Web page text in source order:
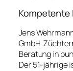
Jens
GmbH
Beratung in
Der 51-jährige